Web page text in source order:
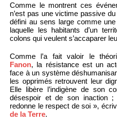
Comme le montrent ces
n’est pas une victime passive
défini au sens large comme
laquelle les habitants d’un
colons qui veulent s’accaparer
Comme l’a fait valoir le
Fanon, la résistance est un
face à un système
les opprimés retrouvent leur
Elle libère l’indigène de son
désespoir et de son inaction
redonne le respect de soi »,
de la Terre.